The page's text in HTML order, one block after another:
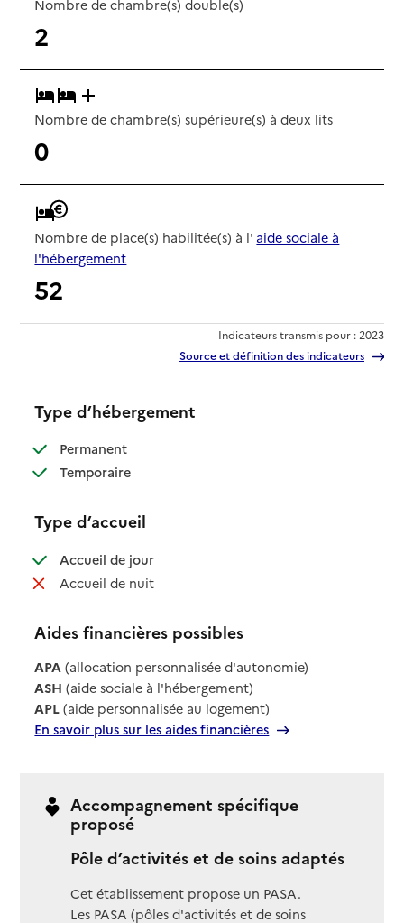
Nombre de chambre(s) double(s)
2
Nombre de chambre(s) supérieure(s) à deux lits
0
Nombre de place(s) habilitée(s) à l' aide sociale à
l'hébergement
52
Indicateurs transmis pour : 2023
Source et définition des indicateurs
Type d’hébergement
Permanent: disponible
Temporaire: disponible
Type d’accueil
Accueil de jour: disponible
Accueil de nuit: non disponible
Aides financières possibles
APA (allocation personnalisée d'autonomie)
ASH (aide sociale à l'hébergement)
APL (aide personnalisée au logement)
En savoir plus sur les aides financières
Accompagnement spécifique
proposé
Pôle d’activités et de soins adaptés
Cet établissement propose un PASA.
Les PASA (pôles d'activités et de soins